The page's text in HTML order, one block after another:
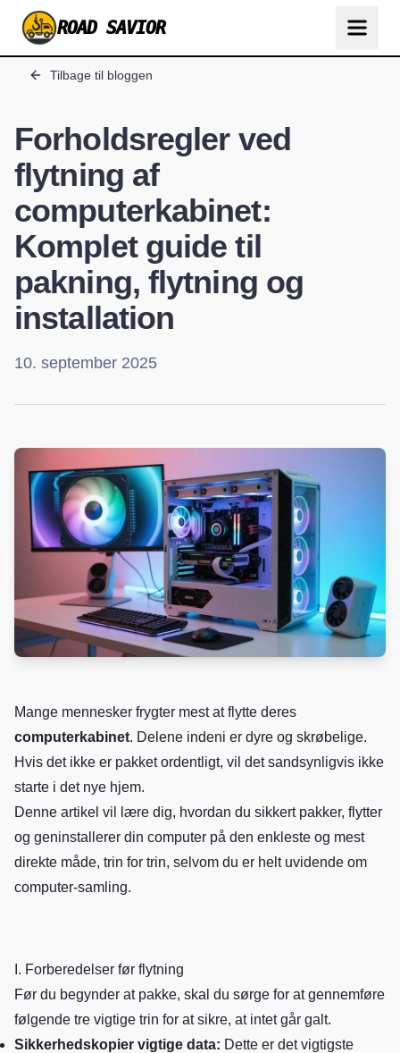
ROAD SAVIOR
Tilbage til bloggen
Forholdsregler ved
flytning af
computerkabinet:
Komplet guide til
pakning, flytning og
installation
10. september 2025
Mange mennesker frygter mest at flytte deres
computerkabinet. Delene indeni er dyre og skrøbelige.
Hvis det ikke er pakket ordentligt, vil det sandsynligvis ikke
starte i det nye hjem.
Denne artikel vil lære dig, hvordan du sikkert pakker, flytter
og geninstallerer din computer på den enkleste og mest
direkte måde, trin for trin, selvom du er helt uvidende om
computer-samling.
I. Forberedelser før flytning
Før du begynder at pakke, skal du sørge for at gennemføre
følgende tre vigtige trin for at sikre, at intet går galt.
Sikkerhedskopier vigtige data: Dette er det vigtigste